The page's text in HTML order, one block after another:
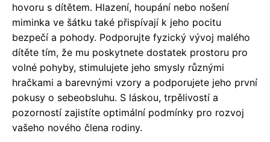
hovoru s dítětem. Hlazení, houpání nebo nošení
miminka ve šátku také přispívají k jeho pocitu
bezpečí a pohody. Podporujte fyzický vývoj malého
dítěte tím, že mu poskytnete dostatek prostoru pro
volné pohyby, stimulujete jeho smysly různými
hračkami a barevnými vzory a podporujete jeho první
pokusy o sebeobsluhu. S láskou, trpělivostí a
pozorností zajistíte optimální podmínky pro rozvoj
vašeho nového člena rodiny.